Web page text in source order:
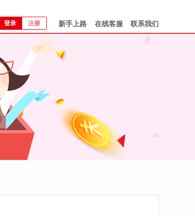
登录 注册 新手上路 在线客服 联系我们